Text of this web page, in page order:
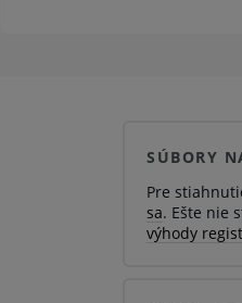
SÚBORY
Pre
sa. Ešte nie
výhody